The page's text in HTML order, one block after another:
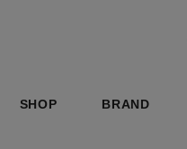
SHOP BRAND